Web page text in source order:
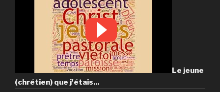
Le jeune
(chrétien) que j'étais...